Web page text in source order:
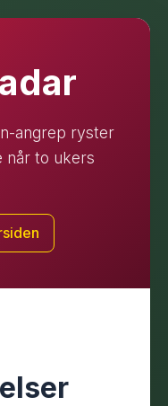
angrep ryster
når to ukers